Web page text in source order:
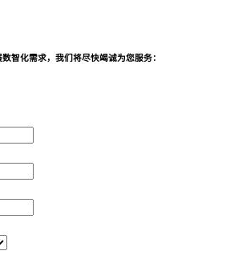
智化需求，我们将尽快竭诚为您服务：